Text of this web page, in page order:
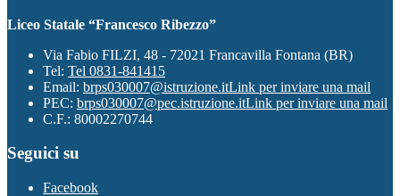
Liceo Statale “Francesco Ribezzo”
Via Fabio FILZI, 48 - 72021 Francavilla Fontana (BR)
Tel: Tel 0831-841415
Email: brps030007@istruzione.itLink per inviare una mail
PEC: brps030007@pec.istruzione.itLink per inviare una mail
C.F.: 80002270744
Seguici su
Facebook